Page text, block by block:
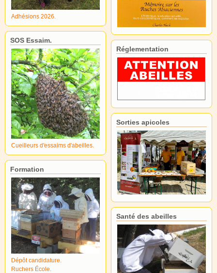
Adhésions 2026.
SOS Essaim.
Cueilleurs d'essaims d'abeilles.
Formation
Dépôt candidature.
Ruchers École.
Réglementation
Sorties apicoles
Santé des abeilles